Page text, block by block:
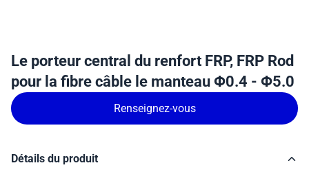
Le porteur central du renfort FRP, FRP Rod
pour la fibre câble le manteau Φ0.4 - Φ5.0
Renseignez-vous
Détails du produit